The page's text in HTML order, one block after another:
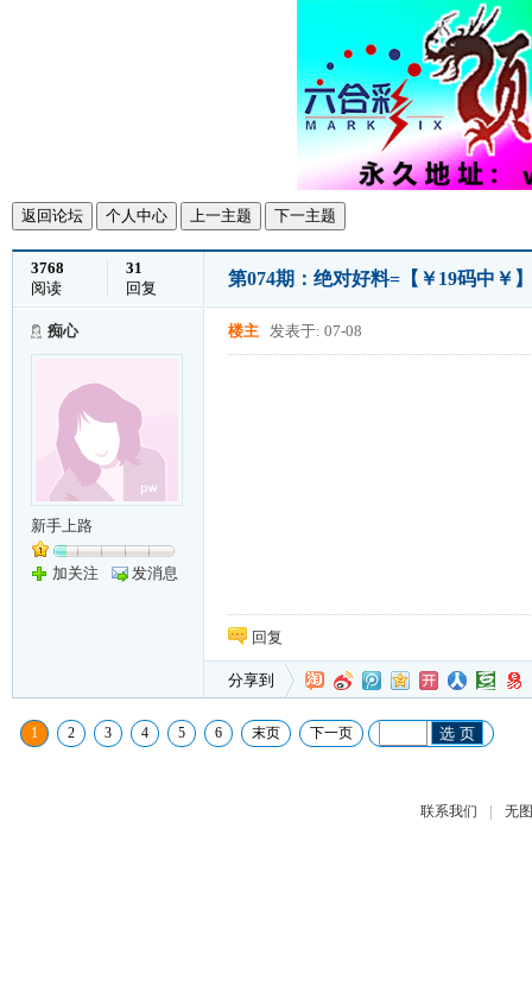
返回论坛 个人中心 上一主题 下一主题
3768
阅读
31
回复
第074期：绝对好料=【￥19码中￥
痴心
新手上路
加关注 发消息
楼主 发表于: 07-08
回复
分享到
1 2 3 4 5 6 末页 下一页 选 页
联系我们 | 无